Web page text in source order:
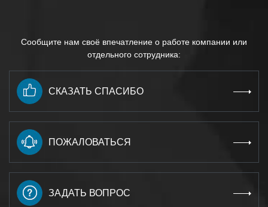
Сообщите нам своё впечатление о работе компании или
отдельного сотрудника:
СКАЗАТЬ СПАСИБО
ПОЖАЛОВАТЬСЯ
ЗАДАТЬ ВОПРОС